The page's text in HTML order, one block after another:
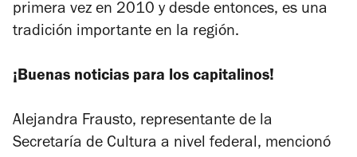
primera vez en 2010 y desde entonces, es una
tradición importante en la región.
¡Buenas noticias para los capitalinos!
Alejandra Frausto, representante de la
Secretaría de Cultura a nivel federal, mencionó